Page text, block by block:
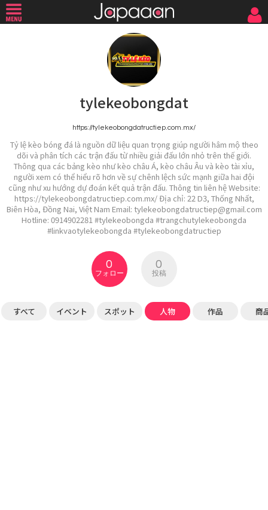
tylekeobongdat
https://tylekeobongdatructiep.com.mx/
Tỷ lệ kèo bóng đá là nguồn dữ liệu quan trọng giúp người hâm mộ theo
dõi và phân tích các trận đấu từ nhiều giải đấu lớn nhỏ trên thế giới.
Thông qua các bảng kèo như kèo châu Á, kèo châu Âu và kèo tài xỉu,
người xem có thể hiểu rõ hơn về sự chênh lệch sức mạnh giữa hai đội
cũng như xu hướng dự đoán kết quả trận đấu. Thông tin liên hệ Website:
https://tylekeobongdatructiep.com.mx/ Địa chỉ: 22 D3, Thống Nhất,
Biên Hòa, Đồng Nai, Việt Nam Email: tylekeobongdatructiep@gmail.com
Hotline: 0914902281 #tylekeobongda #trangchutylekeobongda
#linkvaotylekeobongda #tylekeobongdatructiep
0
フォロー
0
投稿
すべて イベント スポット 人物 作品 商